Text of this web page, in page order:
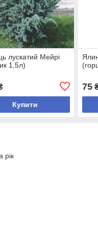
лускатий Мейрі
1,5л)
Купити
75
рік